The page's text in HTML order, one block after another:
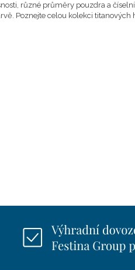
různé průměry pouzdra a
Poznejte celou kolekci titanových